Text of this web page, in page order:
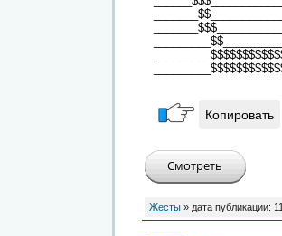
Копировать
Жесты » дата публикации: